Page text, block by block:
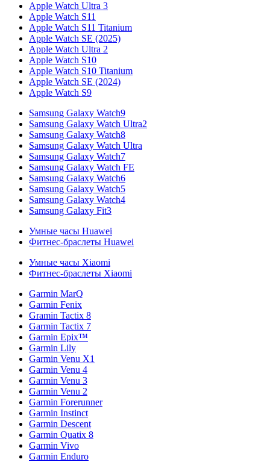
Apple Watch Ultra 3
Apple Watch S11
Apple Watch S11 Titanium
Apple Watch SE (2025)
Apple Watch Ultra 2
Apple Watch S10
Apple Watch S10 Titanium
Apple Watch SE (2024)
Apple Watch S9
Samsung Galaxy Watch9
Samsung Galaxy Watch Ultra2
Samsung Galaxy Watch8
Samsung Galaxy Watch Ultra
Samsung Galaxy Watch7
Samsung Galaxy Watch FE
Samsung Galaxy Watch6
Samsung Galaxy Watch5
Samsung Galaxy Watch4
Samsung Galaxy Fit3
Умные часы Huawei
Фитнес-браслеты Huawei
Умные часы Xiaomi
Фитнес-браслеты Xiaomi
Garmin MarQ
Garmin Fenix
Gramin Tactix 8
Garmin Tactix 7
Garmin Epix™
Garmin Lily
Garmin Venu X1
Garmin Venu 4
Garmin Venu 3
Garmin Venu 2
Garmin Forerunner
Garmin Instinct
Garmin Descent
Garmin Quatix 8
Garmin Vivo
Garmin Enduro